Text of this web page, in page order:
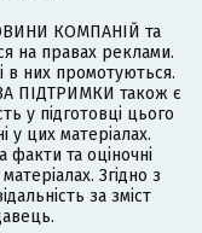
КОМПАНІЙ та
на правах реклами.
в них промотуються.
ПІДТРИМКИ також є
у підготовці цього
у цих матеріалах.
факти та оціночні
Згідно з
за зміст